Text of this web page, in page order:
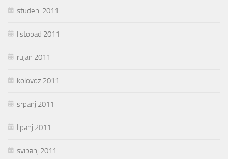
studeni 2011
listopad 2011
rujan 2011
kolovoz 2011
srpanj 2011
lipanj 2011
svibanj 2011